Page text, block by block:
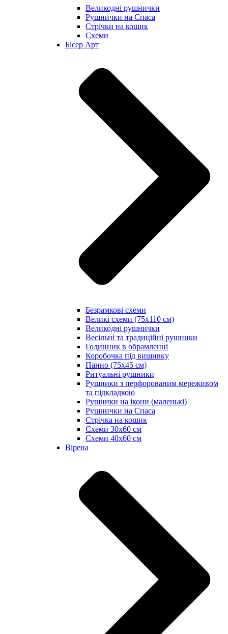
Великодні рушнички
Рушнички на Спаса
Стрічки на кошик
Схеми
Бісер Арт
Безрамкові схеми
Великі схеми (75х110 см)
Великодні рушнички
Весільні та традиційні рушники
Годинник в обрамленні
Коробочка під вишивку
Панно (75х45 см)
Ритуальні рушники
Рушники з перфорованим мереживом
та підкладкою
Рушники на ікони (маленькі)
Рушнички на Спаса
Стрічка на кошик
Схеми 30х60 см
Схеми 40х60 см
Вірена